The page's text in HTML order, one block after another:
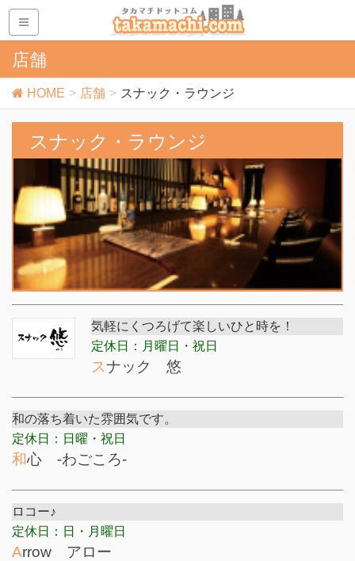
店舗
HOME 店舗 スナック・ラウンジ
スナック・ラウンジ
気軽にくつろげて楽しいひと時を！
定休日：月曜日・祝日
スナック 悠
和の落ち着いた雰囲気です。
定休日：日曜・祝日
和心 -わごころ-
ロコー♪
定休日：日・月曜日
Arrow アロー